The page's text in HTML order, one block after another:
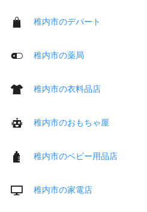
稚内市のデパート
稚内市の薬局
稚内市の衣料品店
稚内市のおもちゃ屋
稚内市のベビー用品店
稚内市の家電店